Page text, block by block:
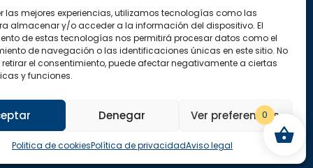
las mejores experiencias, utilizamos tecnologías como las
almacenar y/o acceder a la información del dispositivo. El
de estas tecnologías nos permitirá procesar datos como el
de navegación o las identificaciones únicas en este sitio. No
el consentimiento, puede afectar negativamente a ciertas
y funciones.
Denegar Ver preferencias
Politica de cookiesPolítica de privacidadAviso legal
X
-
t
w
i
t
t
r
I
n
s
t
a
g
r
m
0